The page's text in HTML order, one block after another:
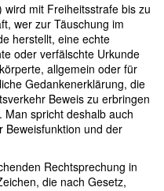
mit Freiheitsstrafe bis zu
wer zur Täuschung im
herstellt, eine echte
oder verfälschte Urkunde
allgemein oder für
Gedankenerklärung, die
Beweis zu erbringen
spricht deshalb auch
Beweisfunktion und der
Rechtsprechung in
die nach Gesetz,